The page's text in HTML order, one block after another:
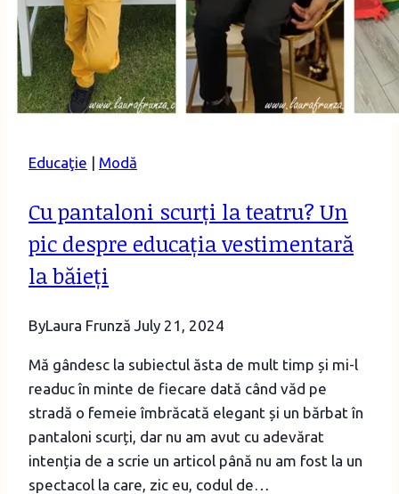
Educaţie | Modă
Cu pantaloni scurți la teatru? Un
pic despre educația vestimentară
la băieți
ByLaura Frunză July 21, 2024
Mă gândesc la subiectul ăsta de mult timp și mi-l
readuc în minte de fiecare dată când văd pe
stradă o femeie îmbrăcată elegant și un bărbat în
pantaloni scurți, dar nu am avut cu adevărat
intenția de a scrie un articol până nu am fost la un
spectacol la care, zic eu, codul de…